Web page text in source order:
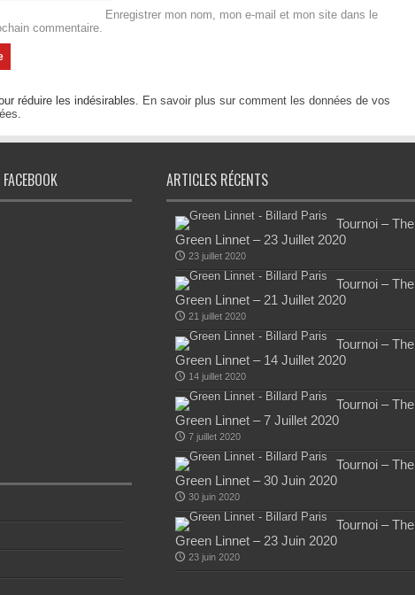
Enregistrer mon nom, mon e-mail et mon site dans le
commentaire.
réduire les indésirables. En savoir plus sur comment les données de vos
.
ARTICLES RÉCENTS
Tournoi – The
Green Linnet – 23 Juillet 2020
23 juillet 2020
Tournoi – The
Green Linnet – 21 Juillet 2020
21 juillet 2020
Tournoi – The
Green Linnet – 14 Juillet 2020
14 juillet 2020
Tournoi – The
Green Linnet – 7 Juillet 2020
7 juillet 2020
Tournoi – The
Green Linnet – 30 Juin 2020
30 juin 2020
Tournoi – The
Green Linnet – 23 Juin 2020
23 juin 2020